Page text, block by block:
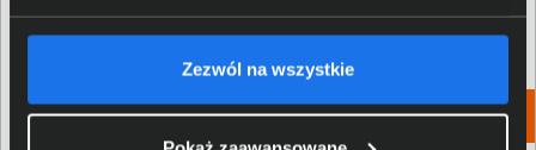
Zezwól na wszystkie
198,00 zł
Włóż do torby
198,00 zł
netto: 160,98 zł
Włóż do torby